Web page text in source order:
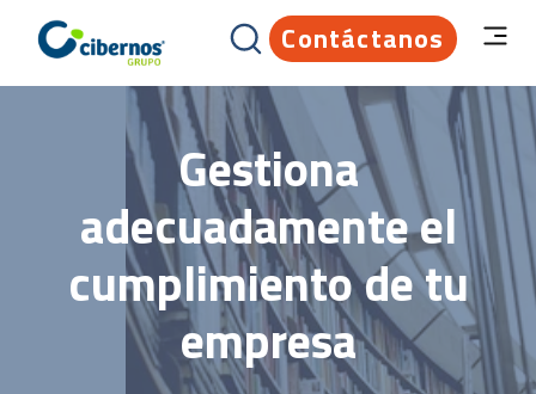
Contáctanos
Gestiona
adecuadamente el
cumplimiento de tu
empresa